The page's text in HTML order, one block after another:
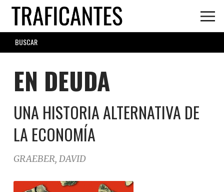
Skip
main
content
SEARCH
FORM
EN DEUDA
UNA HISTORIA ALTERNATIVA DE
LA ECONOMÍA
GRAEBER, DAVID